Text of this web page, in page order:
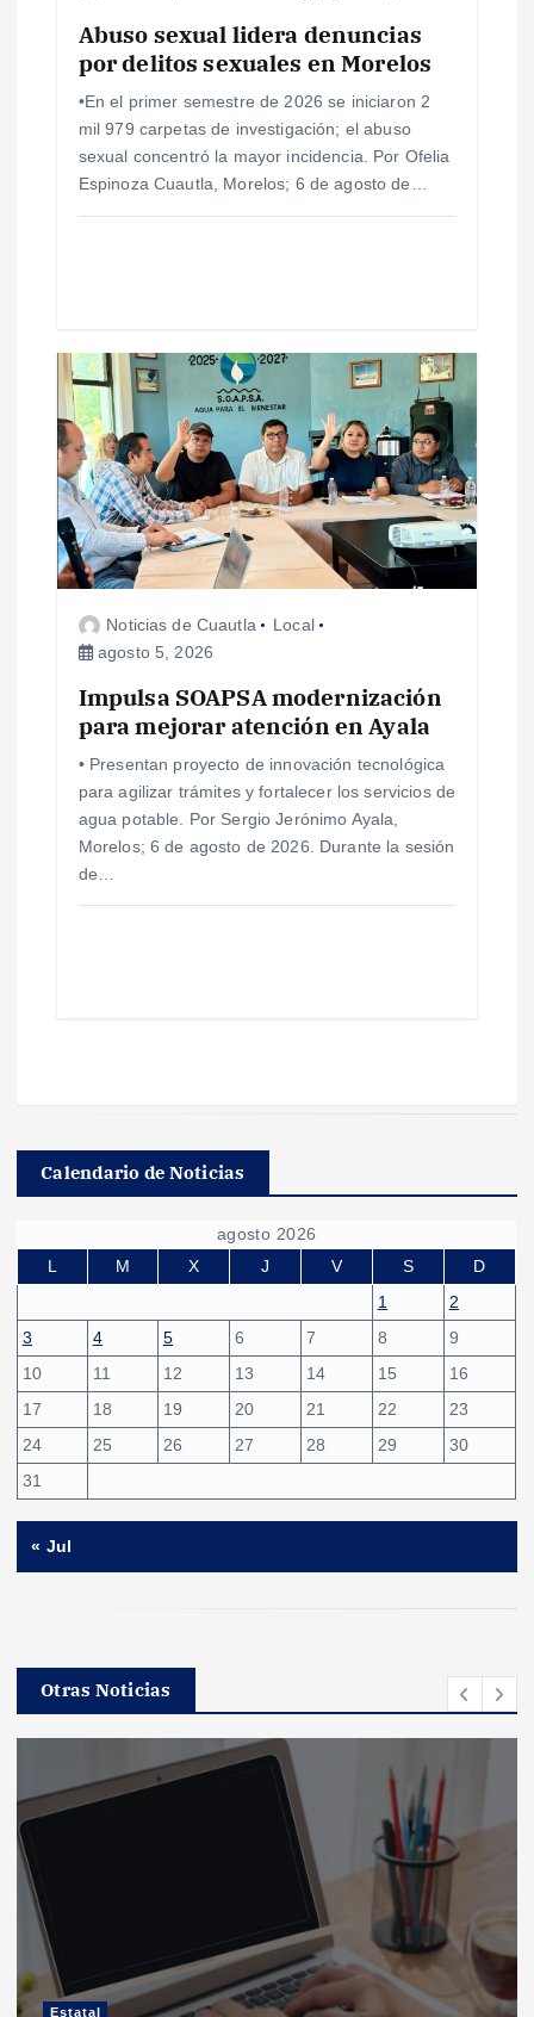
a
s
Abuso sexual lidera denuncias
por delitos sexuales en Morelos
•En el primer semestre de 2026 se iniciaron 2
mil 979 carpetas de investigación; el abuso
sexual concentró la mayor incidencia. Por Ofelia
Espinoza Cuautla, Morelos; 6 de agosto de…
Noticias de Cuautla
Local
agosto 5, 2026
Impulsa SOAPSA modernización
para mejorar atención en Ayala
• Presentan proyecto de innovación tecnológica
para agilizar trámites y fortalecer los servicios de
agua potable. Por Sergio Jerónimo Ayala,
Morelos; 6 de agosto de 2026. Durante la sesión
de…
Calendario de Noticias
agosto 2026
L
M X J V S
D
1
2
3
4 5 6 7 8
9
10
11 12 13 14 15
16
17
18 19 20 21 22
23
24
25 26 27 28 29
30
31
« Jul
Otras Noticias
Estatal